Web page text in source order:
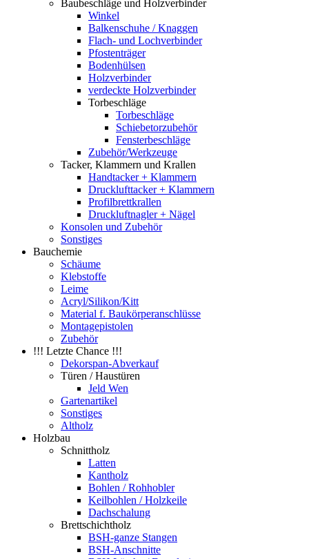
Baubeschläge und Holzverbinder
Winkel
Balkenschuhe / Knaggen
Flach- und Lochverbinder
Pfostenträger
Bodenhülsen
Holzverbinder
verdeckte Holzverbinder
Torbeschläge
Torbeschläge
Schiebetorzubehör
Fensterbeschläge
Zubehör/Werkzeuge
Tacker, Klammern und Krallen
Handtacker + Klammern
Drucklufttacker + Klammern
Profilbrettkrallen
Druckluftnagler + Nägel
Konsolen und Zubehör
Sonstiges
Bauchemie
Schäume
Klebstoffe
Leime
Acryl/Silikon/Kitt
Material f. Baukörperanschlüsse
Montagepistolen
Zubehör
!!! Letzte Chance !!!
Dekorspan-Abverkauf
Türen / Haustüren
Jeld Wen
Gartenartikel
Sonstiges
Altholz
Holzbau
Schnittholz
Latten
Kantholz
Bohlen / Rohhobler
Keilbohlen / Holzkeile
Dachschalung
Brettschichtholz
BSH-ganze Stangen
BSH-Anschnitte